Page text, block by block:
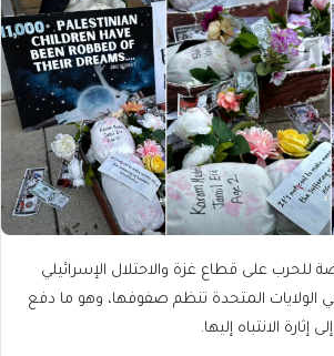
للحرب على قطاع غزة والاحتلال الإسرائيلي
الولايات المتحدة تنظم صفوفها، وهو ما دفع
الانتباه إليها.